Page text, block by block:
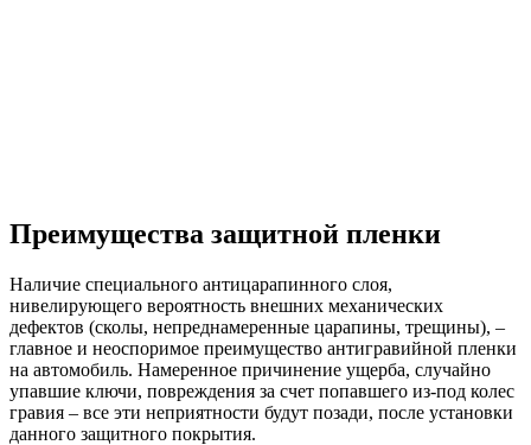
Преимущества защитной пленки
Наличие специального антицарапинного слоя,
нивелирующего вероятность внешних механических
дефектов (сколы, непреднамеренные царапины, трещины), –
главное и неоспоримое преимущество антигравийной пленки
на автомобиль. Намеренное причинение ущерба, случайно
упавшие ключи, повреждения за счет попавшего из-под колес
гравия – все эти неприятности будут позади, после установки
данного защитного покрытия.